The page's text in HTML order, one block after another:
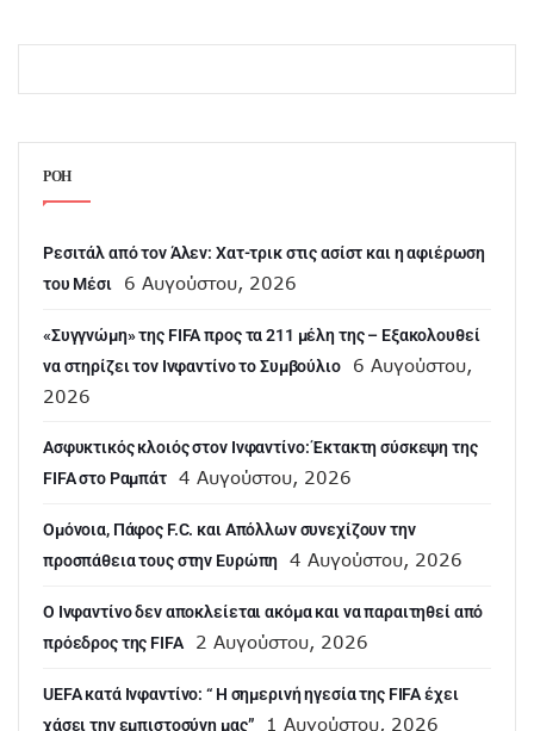
ΡΟΗ
Ρεσιτάλ από τον Άλεν: Χατ-τρικ στις ασίστ και η αφιέρωση
του Μέσι
6 Αυγούστου, 2026
«Συγγνώμη» της FIFA προς τα 211 μέλη της – Εξακολουθεί
να στηρίζει τον Ινφαντίνο το Συμβούλιο
6 Αυγούστου,
2026
Ασφυκτικός κλοιός στον Ινφαντίνο: Έκτακτη σύσκεψη της
FIFA στο Ραμπάτ
4 Αυγούστου, 2026
Ομόνοια, Πάφος F.C. και Απόλλων συνεχίζουν την
προσπάθεια τους στην Ευρώπη
4 Αυγούστου, 2026
Ο Ινφαντίνο δεν αποκλείεται ακόμα και να παραιτηθεί από
πρόεδρος της FIFA
2 Αυγούστου, 2026
UEFA κατά Ινφαντίνο: “ H σημερινή ηγεσία της FIFA έχει
χάσει την εμπιστοσύνη μας”
1 Αυγούστου, 2026